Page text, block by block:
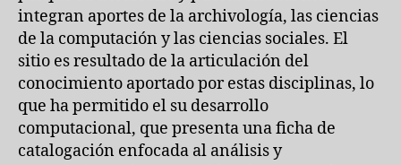
integran aportes de la archivología, las ciencias
de la computación y las ciencias sociales. El
sitio es resultado de la articulación del
conocimiento aportado por estas disciplinas, lo
que ha permitido el su desarrollo
computacional, que presenta una ficha de
catalogación enfocada al análisis y